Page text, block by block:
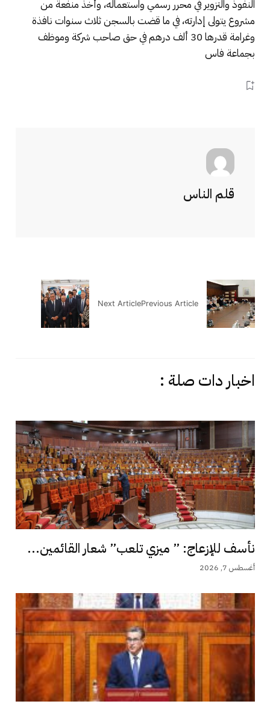
النفوذ والتزوير في محرر رسمي واستعماله، وأخذ منفعة من
مشروع يتولى إدارته، في ما قضت بالسجن ثلاث سنوات نافذة
وغرامة قدرها 30 ألف درهم في حق صاحب شركة وموظف
بجماعة فاس
قلم الناس
Previous Article
Next Article
اخبار دات صلة :
نأسف للإزعاج: ” ميزي تلعب” شعار القائمين...
أغسطس 7, 2026